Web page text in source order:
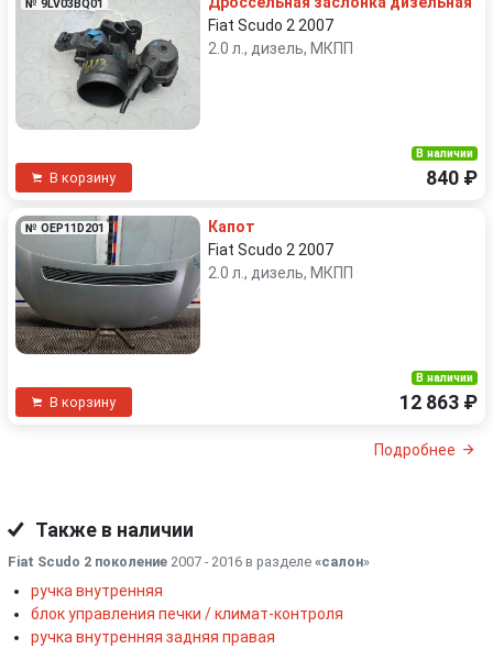
№ 9LV03BQ01
Fiat Scudo 2 2007
2.0 л., дизель, МКПП
В корзину
В наличии
840 ₽
№ OEP11D201
Капот
Fiat Scudo 2 2007
2.0 л., дизель, МКПП
В корзину
В наличии
12 863 ₽
Подробнее
Также в наличии
Fiat Scudo 2 поколение 2007 - 2016 в разделе «салон»
ручка внутренняя
блок управления печки / климат-контроля
ручка внутренняя задняя правая